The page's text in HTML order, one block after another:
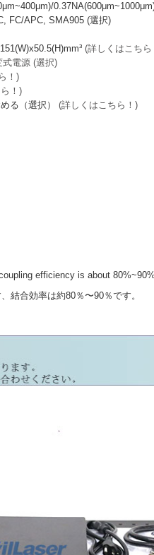
FC/APC, SMA905 (選択)
(詳しくはこちら
式電源 (選択)
！)
！)
める（選択）(詳しくはこちら！)
efficiency is about
合効率は約80％〜90％です。